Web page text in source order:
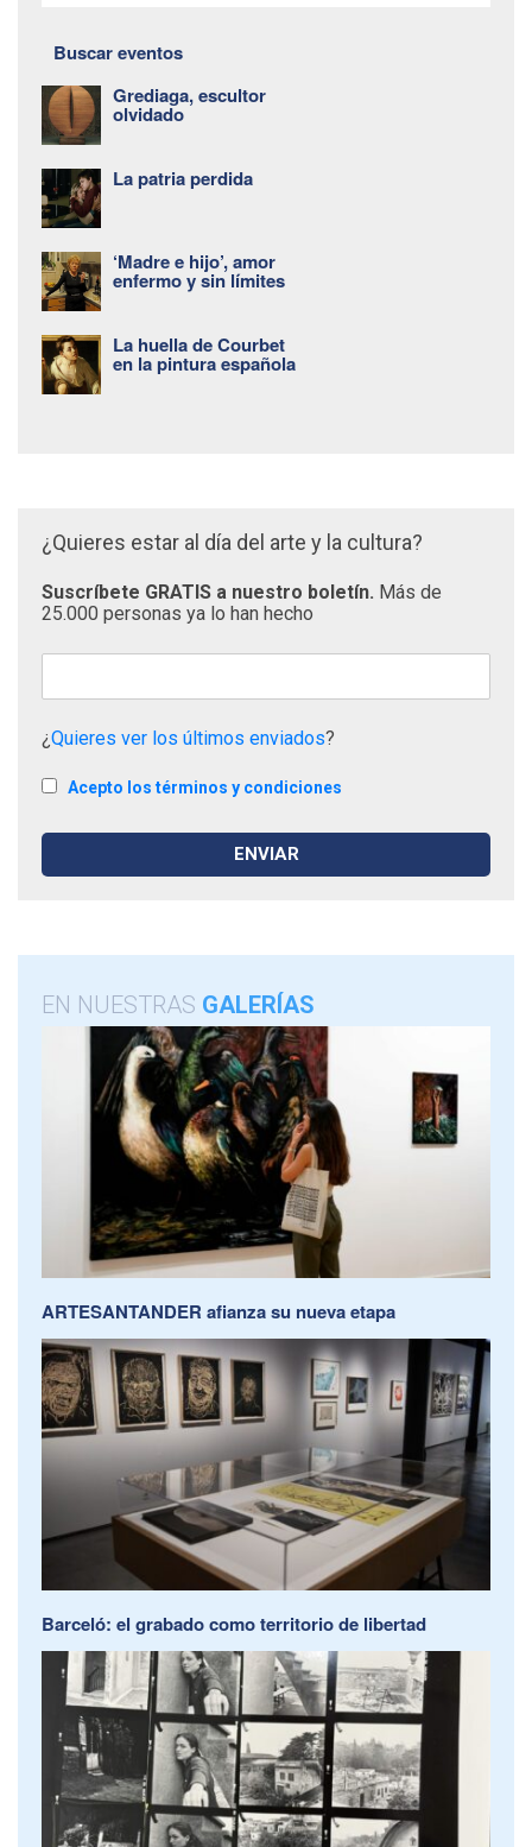
Buscar eventos
Grediaga, escultor
olvidado
La patria perdida
‘Madre e hijo’, amor
enfermo y sin límites
La huella de Courbet
en la pintura española
¿Quieres estar al día del arte y la cultura?
Suscríbete GRATIS a nuestro boletín. Más de
25.000 personas ya lo han hecho
¿Quieres ver los últimos enviados?
Acepto los términos y condiciones
EN NUESTRAS GALERÍAS
ARTESANTANDER afianza su nueva etapa
Barceló: el grabado como territorio de libertad